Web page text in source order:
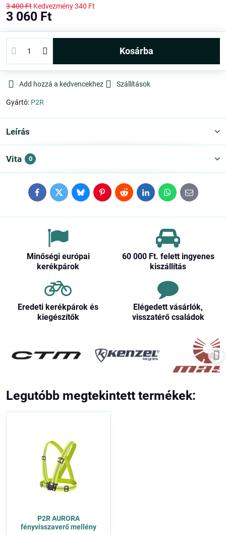
3 400 Ft Kedvezmény340 Ft
3 060 Ft
kosárba
Add hozzá a kedvencekhez Szállítások
Gyártó: P2R
Leírás
Vita 0
FacebookTwitterBlueskyPinterestRedditLinkedInWhatsApp
E-
mail
Minőségi európai
kerékpárok
60 000 Ft​. felett ingyenes
kiszállítás
Eredeti kerékpárok és
kiegészítők
Elégedett vásárlók,
visszatérő családok
Legutóbb megtekintett termékek:
P2R AURORA
fényvisszaverő mellény